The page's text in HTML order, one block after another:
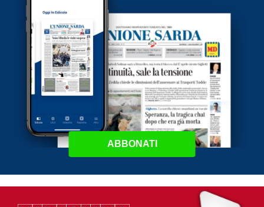
ABBONATI